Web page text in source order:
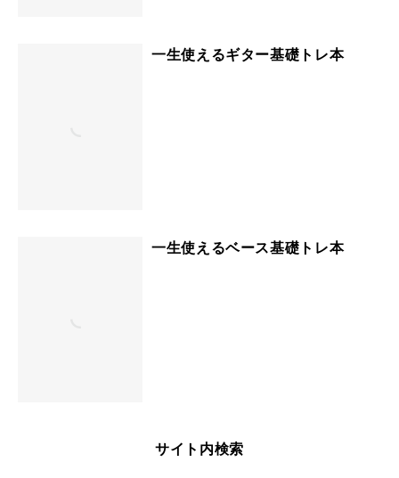
一生使えるギター基礎トレ本
一生使えるベース基礎トレ本
サイト内検索